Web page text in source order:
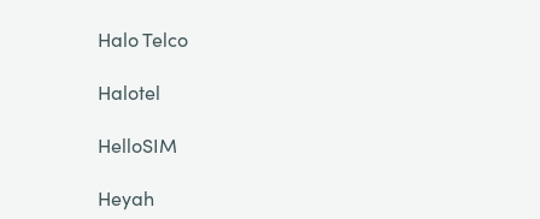
Halo Telco
Halotel
HelloSIM
Heyah